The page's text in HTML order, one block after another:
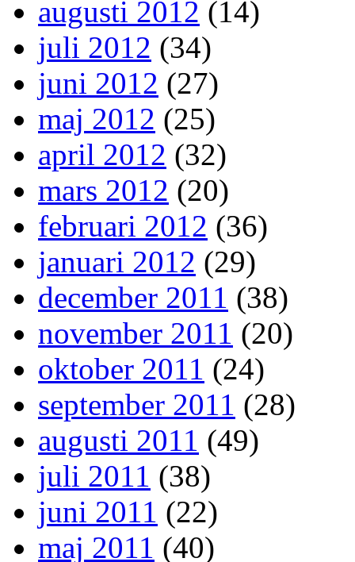
augusti 2012 (14)
juli 2012 (34)
juni 2012 (27)
maj 2012 (25)
april 2012 (32)
mars 2012 (20)
februari 2012 (36)
januari 2012 (29)
december 2011 (38)
november 2011 (20)
oktober 2011 (24)
september 2011 (28)
augusti 2011 (49)
juli 2011 (38)
juni 2011 (22)
maj 2011 (40)